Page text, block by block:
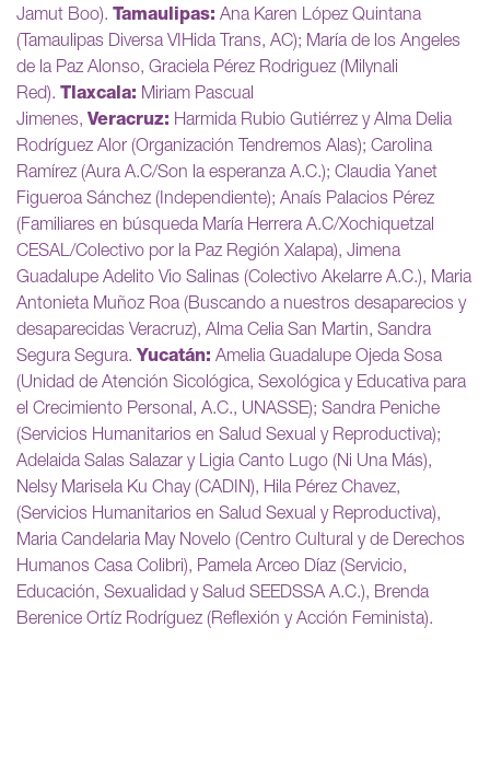
Jamut Boo). Tamaulipas: Ana Karen López Quintana
(Tamaulipas Diversa VIHida Trans, AC); María de los Angeles
de la Paz Alonso, Graciela Pérez Rodriguez (Milynali
Red). Tlaxcala: Miriam Pascual
Jimenes, Veracruz: Harmida Rubio Gutiérrez y Alma Delia
Rodríguez Alor (Organización Tendremos Alas); Carolina
Ramírez (Aura A.C/Son la esperanza A.C.); Claudia Yanet
Figueroa Sánchez (Independiente); Anaís Palacios Pérez
(Familiares en búsqueda María Herrera A.C/Xochiquetzal
CESAL/Colectivo por la Paz Región Xalapa), Jimena
Guadalupe Adelito Vio Salinas (Colectivo Akelarre A.C.), Maria
Antonieta Muñoz Roa (Buscando a nuestros desaparecios y
desaparecidas Veracruz), Alma Celia San Martin, Sandra
Segura Segura. Yucatán: Amelia Guadalupe Ojeda Sosa
(Unidad de Atención Sicológica, Sexológica y Educativa para
el Crecimiento Personal, A.C., UNASSE); Sandra Peniche
(Servicios Humanitarios en Salud Sexual y Reproductiva);
Adelaida Salas Salazar y Ligia Canto Lugo (Ni Una Más),
Nelsy Marisela Ku Chay (CADIN), Hila Pérez Chavez,
(Servicios Humanitarios en Salud Sexual y Reproductiva),
Maria Candelaria May Novelo (Centro Cultural y de Derechos
Humanos Casa Colibri), Pamela Arceo Díaz (Servicio,
Educación, Sexualidad y Salud SEEDSSA A.C.), Brenda
Berenice Ortíz Rodríguez (Reflexión y Acción Feminista).